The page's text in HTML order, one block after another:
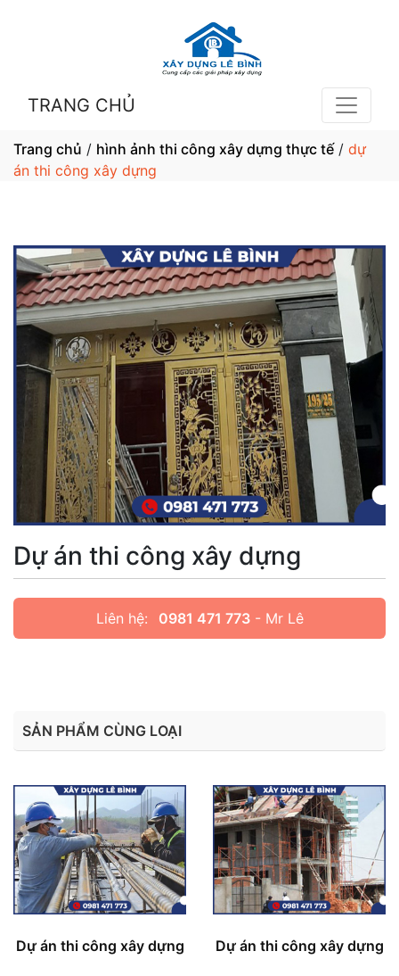
TRANG CHỦ
Trang chủ / hình ảnh thi công xây dựng thực tế/ dự
án thi công xây dựng
Dự án thi công xây dựng
Liên hệ: 0981 471 773- Mr Lê
SẢN PHẨM CÙNG LOẠI
Dự án thi công xây dựng Dự án thi công xây dựng